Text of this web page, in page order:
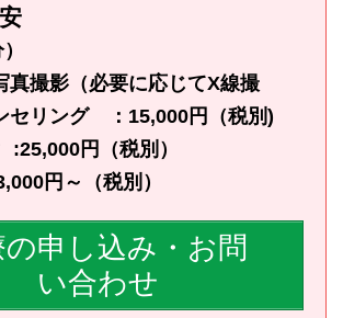
真撮影（必要に応じてX線撮
セリング ：15,000円（税別)
円（税別）
円～（税別）
申し込み・お問
い合わせ